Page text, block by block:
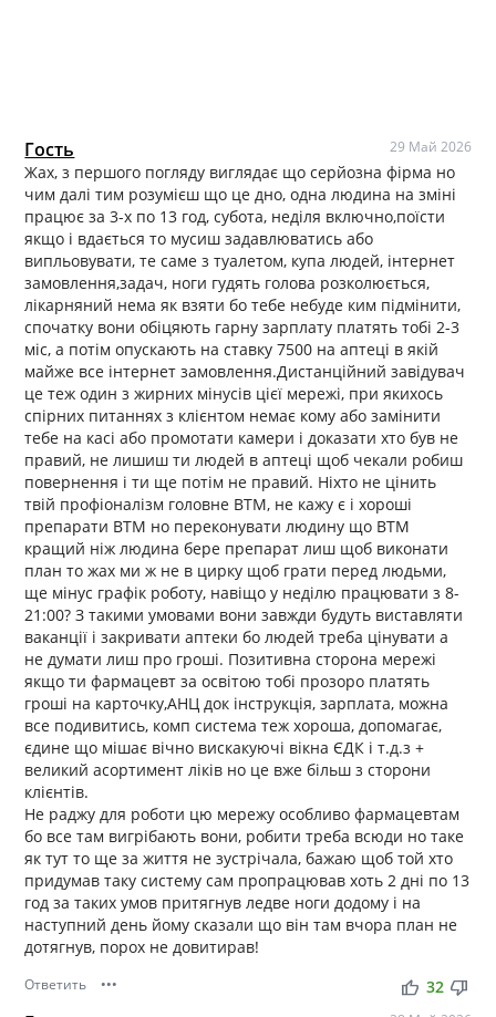
Гость 29 Май 2026
Жах, з першого погляду виглядає що серйозна фірма но
чим далі тим розумієш що це дно, одна людина на зміні
працює за 3-х по 13 год, субота, неділя включно,поїсти
якщо і вдається то мусиш задавлюватись або
випльовувати, те саме з туалетом, купа людей, інтернет
замовлення,задач, ноги гудять голова розколюється,
лікарняний нема як взяти бо тебе небуде ким підмінити,
спочатку вони обіцяють гарну зарплату платять тобі 2-3
міс, а потім опускають на ставку 7500 на аптеці в якій
майже все інтернет замовлення.Дистанційний завідувач
це теж один з жирних мінусів цієї мережі, при якихось
спірних питаннях з клієнтом немає кому або замінити
тебе на касі або промотати камери і доказати хто був не
правий, не лишиш ти людей в аптеці щоб чекали робиш
повернення і ти ще потім не правий. Ніхто не цінить
твій профіоналізм головне ВТМ, не кажу є і хороші
препарати ВТМ но переконувати людину що ВТМ
кращий ніж людина бере препарат лиш щоб виконати
план то жах ми ж не в цирку щоб грати перед людьми,
ще мінус графік роботу, навіщо у неділю працювати з 8-
21:00? З такими умовами вони завжди будуть виставляти
ваканції і закривати аптеки бо людей треба цінувати а
не думати лиш про гроші. Позитивна сторона мережі
якщо ти фармацевт за освітою тобі прозоро платять
гроші на карточку,АНЦ док інструкція, зарплата, можна
все подивитись, комп система теж хороша, допомагає,
єдине що мішає вічно вискакуючі вікна ЄДК і т.д.з +
великий асортимент ліків но це вже більш з сторони
клієнтів.
Не раджу для роботи цю мережу особливо фармацевтам
бо все там вигрібають вони, робити треба всюди но таке
як тут то ще за життя не зустрічала, бажаю щоб той хто
придумав таку систему сам пропрацював хоть 2 дні по 13
год за таких умов притягнув ледве ноги додому і на
наступний день йому сказали що він там вчора план не
дотягнув, порох не довитирав!
Ответить ••• thumb_up thumb_down
32